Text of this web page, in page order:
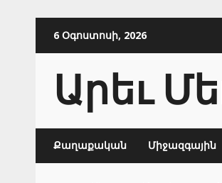
6 Օգոստոսի, 2026
Արեւ
Քաղաքական Միջազգային